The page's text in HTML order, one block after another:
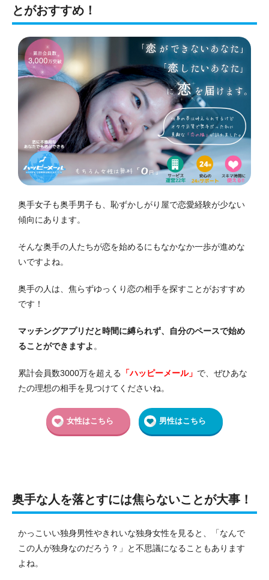
とがおすすめ！
奥手女子も奥手男子も、恥ずかしがり屋で恋愛経験が少ない
傾向にあります。
そんな奥手の人たちが恋を始めるにもなかなか一歩が進めな
いですよね。
奥手の人は、焦らずゆっくり恋の相手を探すことがおすすめ
です！
マッチングアプリだと時間に縛られず、自分のペースで始め
ることができますよ 。
累計会員数3000万を超える 「ハッピーメール」 で、ぜひあな
たの理想の相手を見つけてくださいね。
女性はこちら 男性はこちら
奥手な人を落とすには焦らないことが大事！
かっこいい独身男性やきれいな独身女性を見ると、「なんで
この人が独身なのだろう？」と不思議になることもあります
よね。